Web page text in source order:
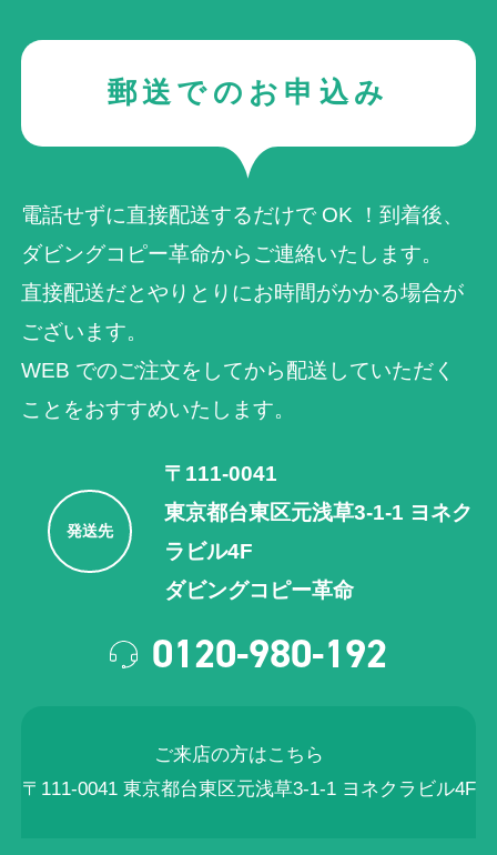
郵送でのお申込み
電話せずに直接配送するだけで OK ！到着後、
ダビングコピー革命からご連絡いたします。
直接配送だとやりとりにお時間がかかる場合が
ございます。
WEB でのご注⽂をしてから配送していただく
ことをおすすめいたします。
発送先
〒111-0041
東京都台東区元浅草3-1-1 ヨネク
ラビル4F
ダビングコピー革命
0120-980-192
ご来店の方はこちら
〒111-0041 東京都台東区元浅草3-1-1 ヨネクラビル4F